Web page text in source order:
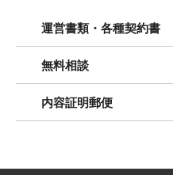
運営書類・各種契約書
無料相談
内容証明郵便